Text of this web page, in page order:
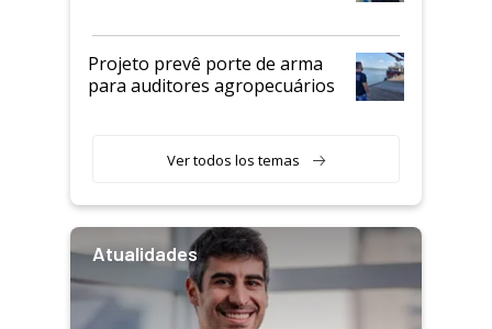
Projeto prevê porte de arma
para auditores agropecuários
Ver todos los temas
Atualidades